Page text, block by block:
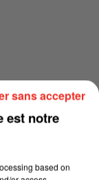
est notre
based on
sans accepter